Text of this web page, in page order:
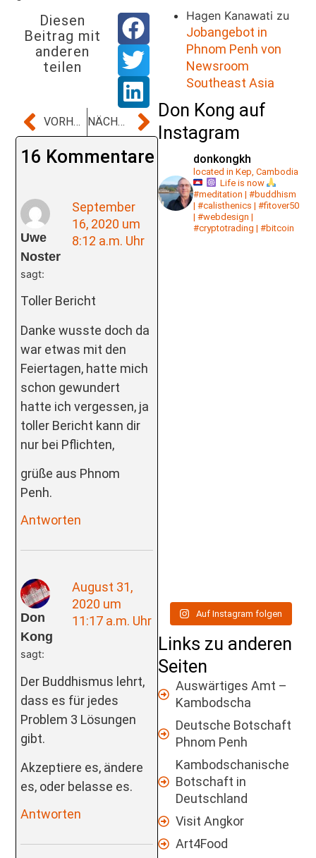
Diesen
Beitrag mit
anderen
teilen
VORHERIGER BEITRAG NÄCHSTER BEITRAG
16 Kommentare
Uwe
Noster
sagt:
September
16, 2020 um
8:12 a.m. Uhr
Toller Bericht
Danke wusste doch da
war etwas mit den
Feiertagen, hatte mich
schon gewundert
hatte ich vergessen, ja
toller Bericht kann dir
nur bei Pflichten,
grüße aus Phnom
Penh.
Antworten
Don
Kong
sagt:
August 31,
2020 um
11:17 a.m. Uhr
Der Buddhismus lehrt,
dass es für jedes
Problem 3 Lösungen
gibt.
Akzeptiere es, ändere
es, oder belasse es.
Antworten
Hagen Kanawati zu
Jobangebot in
Phnom Penh von
Newsroom
Southeast Asia
Don Kong auf
Instagram
donkongkh
located in Kep, Cambodia
Life is now
#meditation | #buddhism
| #calisthenics | #fitover50
| #webdesign |
#cryptotrading | #bitcoin
Auf Instagram folgen
Links zu anderen
Seiten
Auswärtiges Amt –
Kambodscha
Deutsche Botschaft
Phnom Penh
Kambodschanische
Botschaft in
Deutschland
Visit Angkor
Art4Food